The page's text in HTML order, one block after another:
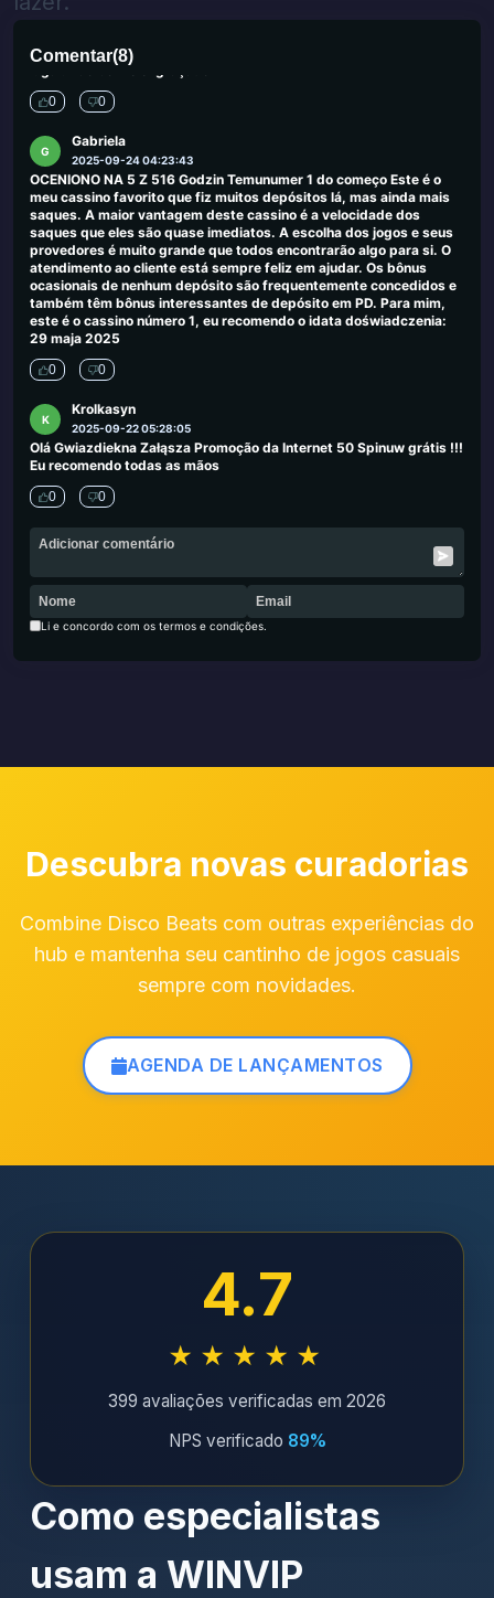
Comentar(8)
Encontrei alguns jogos subestimados aqui que não viram em outro
lugar. Tão bom e engraçado
0 0
G
Gabriela
2025-09-24 04:23:43
OCENIONO NA 5 Z 516 Godzin Temunumer 1 do começo Este é o
meu cassino favorito que fiz muitos depósitos lá, mas ainda mais
saques. A maior vantagem deste cassino é a velocidade dos
saques que eles são quase imediatos. A escolha dos jogos e seus
provedores é muito grande que todos encontrarão algo para si. O
atendimento ao cliente está sempre feliz em ajudar. Os bônus
ocasionais de nenhum depósito são frequentemente concedidos e
também têm bônus interessantes de depósito em PD. Para mim,
este é o cassino número 1, eu recomendo o idata doświadczenia:
29 maja 2025
0 0
K
Krolkasyn
2025-09-22 05:28:05
Olá Gwiazdiekna Załąsza Promoção da Internet 50 Spinuw grátis !!!
Eu recomendo todas as mãos
0 0
Li e concordo com os termos e condições.
Descubra novas curadorias
Combine Disco Beats com outras experiências do
hub e mantenha seu cantinho de jogos casuais
sempre com novidades.
AGENDA DE LANÇAMENTOS
4.7
★★★★★
399 avaliações verificadas em 2026
NPS verificado 89%
Como especialistas
usam a WINVIP